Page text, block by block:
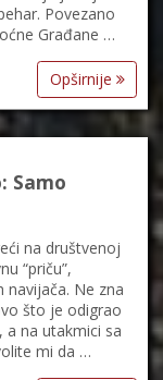
Povezano
Građane …
Opširnije
Samo
na društvenoj
“priču”,
Ne zna
što je odigrao
na utakmici sa
mi da …